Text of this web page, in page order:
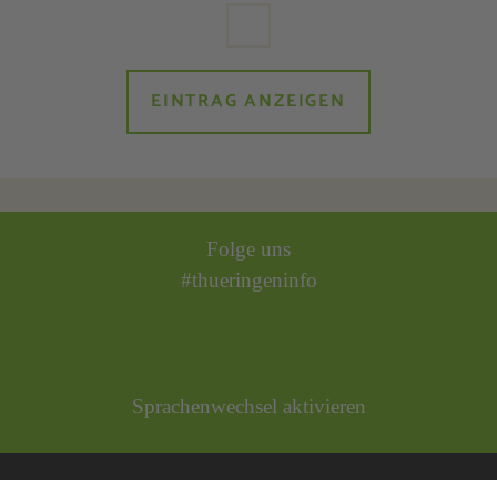
EINTRAG ANZEIGEN
Folge uns
#thueringeninfo
Sprachenwechsel aktivieren